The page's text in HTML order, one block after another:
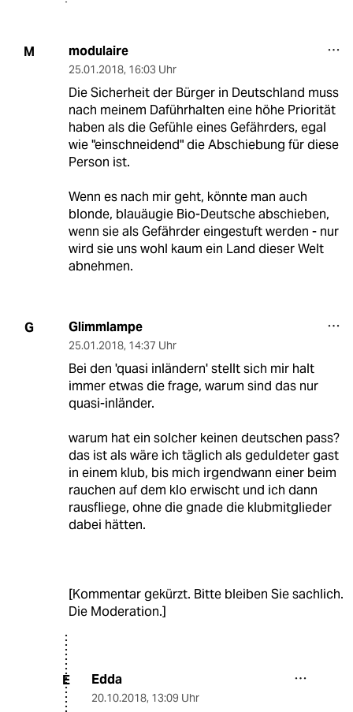
M modulaire
25.01.2018, 16:03 Uhr
Die Sicherheit der Bürger in Deutschland muss
nach meinem Daführhalten eine höhe Priorität
haben als die Gefühle eines Gefährders, egal
wie "einschneidend" die Abschiebung für diese
Person ist.
Wenn es nach mir geht, könnte man auch
blonde, blauäugie Bio-Deutsche abschieben,
wenn sie als Gefährder eingestuft werden - nur
wird sie uns wohl kaum ein Land dieser Welt
abnehmen.
G Glimmlampe
25.01.2018, 14:37 Uhr
Bei den 'quasi inländern' stellt sich mir halt
immer etwas die frage, warum sind das nur
quasi-inländer.
warum hat ein solcher keinen deutschen pass?
das ist als wäre ich täglich als geduldeter gast
in einem klub, bis mich irgendwann einer beim
rauchen auf dem klo erwischt und ich dann
rausfliege, ohne die gnade die klubmitglieder
dabei hätten.
[Kommentar gekürzt. Bitte bleiben Sie sachlich.
Die Moderation.]
E Edda
20.10.2018, 13:09 Uhr